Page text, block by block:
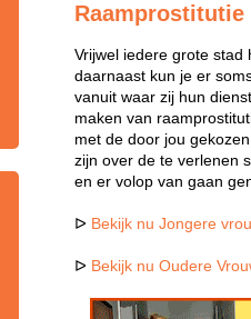
Raamprostitutie
Vrijwel iedere grote stad
daarnaast kun je er
vanuit waar zij hun
maken van
met de door jou
zijn over de te verlenen
en er volop van gaan
ᐅ Bekijk nu Jongere
ᐅ Bekijk nu Oudere